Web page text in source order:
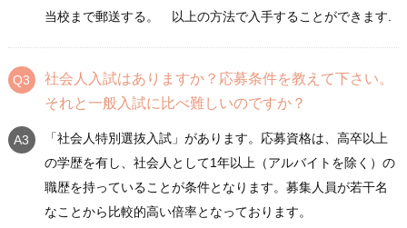
当校まで郵送する。 以上の方法で入手することができます.
社会人入試はありますか？応募条件を教えて下さい。
それと一般入試に比べ難しいのですか？
「社会人特別選抜入試」があります。応募資格は、高卒以上
の学歴を有し、社会人として1年以上（アルバイトを除く）の
職歴を持っていることが条件となります。募集人員が若干名
なことから比較的高い倍率となっております。